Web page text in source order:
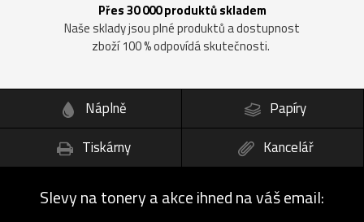
Přes 30 000 produktů skladem
Naše sklady jsou plné produktů a dostupnost
zboží 100 % odpovídá skutečnosti.
Náplně
Papíry
Tiskárny
Kancelář
Slevy na tonery a akce ihned na váš email: